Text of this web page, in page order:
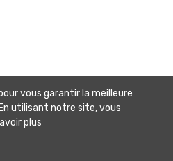
vous garantir la meilleure
utilisant notre site, vous
plus